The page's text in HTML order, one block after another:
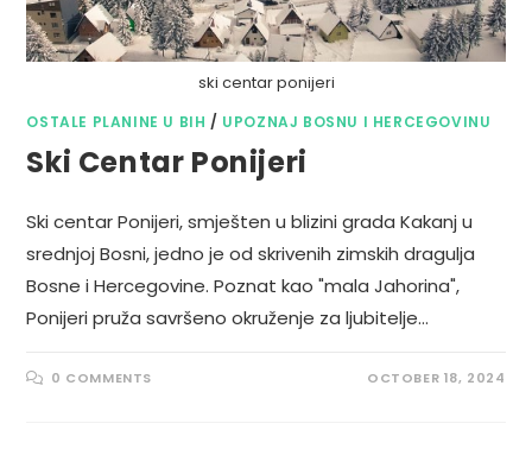
ski centar ponijeri
OSTALE PLANINE U BIH / UPOZNAJ BOSNU I HERCEGOVINU
Ski Centar Ponijeri
Ski centar Ponijeri, smješten u blizini grada Kakanj u
srednjoj Bosni, jedno je od skrivenih zimskih dragulja
Bosne i Hercegovine. Poznat kao "mala Jahorina",
Ponijeri pruža savršeno okruženje za ljubitelje…
0 COMMENTS OCTOBER 18, 2024